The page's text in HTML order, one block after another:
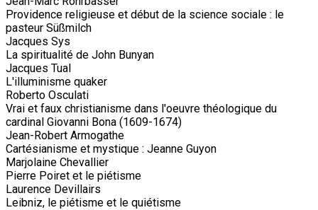
Providence religieuse et début de la science sociale : le
pasteur Süßmilch
Jacques Sys
La spiritualité de John Bunyan
Jacques Tual
L'illuminisme quaker
Roberto Osculati
Vrai et faux christianisme dans l'oeuvre théologique du
cardinal Giovanni Bona (1609-1674)
Jean-Robert Armogathe
Cartésianisme et mystique : Jeanne Guyon
Marjolaine Chevallier
Pierre Poiret et le piétisme
Laurence Devillairs
Leibniz, le piétisme et le quiétisme